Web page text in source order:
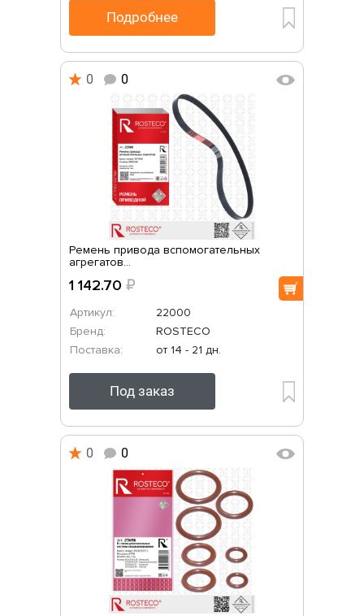
Подробнее
0 0
Ремень привода вспомогательных
агрегатов...
1 142.70 ₽
Артикул:
22000
Бренд:
ROSTECO
Поставка:
от 14 - 21 дн.
Под заказ
0 0